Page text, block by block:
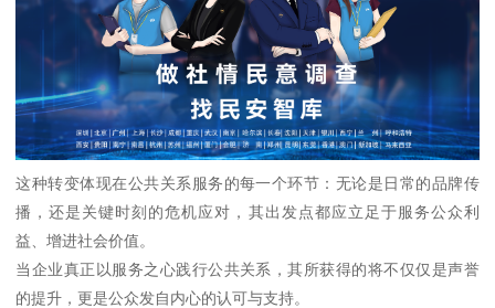
这种转变体现在公共关系服务的每一个环节：无论是日常的品牌传
播，还是关键时刻的危机应对，其出发点都应立足于服务公众利
益、增进社会价值。
当企业真正以服务之心践行公共关系，其所获得的将不仅仅是声誉
的提升，更是公众发自内心的认可与支持。